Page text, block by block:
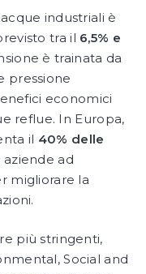
industriali è
tra il 6,5% e
è trainata da
pressione
economici
reflue. In Europa,
il 40% delle
ad
migliorare la
più stringenti,
Social and